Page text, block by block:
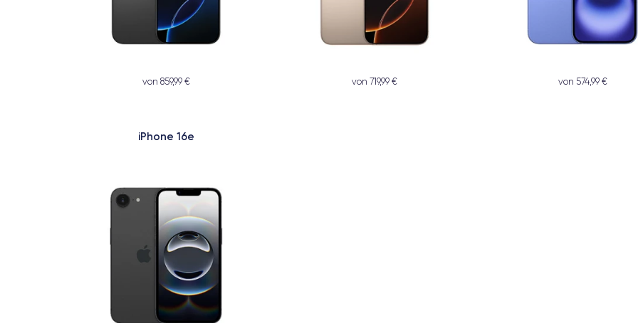
von 859,99 € von 719,99 € von 574,99 €
iPhone 16e